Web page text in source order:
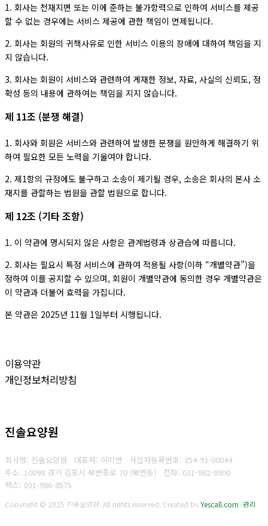
1. 회사는 천재지변 또는 이에 준하는 불가항력으로 인하여 서비스를 제공
할 수 없는 경우에는 서비스 제공에 관한 책임이 면제됩니다.
2. 회사는 회원의 귀책사유로 인한 서비스 이용의 장애에 대하여 책임을 지
지 않습니다.
3. 회사는 회원이 서비스와 관련하여 게재한 정보, 자료, 사실의 신뢰도, 정
확성 등의 내용에 관하여는 책임을 지지 않습니다.
제 11조 (분쟁 해결)
1. 회사와 회원은 서비스와 관련하여 발생한 분쟁을 원만하게 해결하기 위
하여 필요한 모든 노력을 기울여야 합니다.
2. 제1항의 규정에도 불구하고 소송이 제기될 경우, 소송은 회사의 본사 소
재지를 관할하는 법원을 관할 법원으로 합니다.
제 12조 (기타 조항)
1. 이 약관에 명시되지 않은 사항은 관계법령과 상관습에 따릅니다.
2. 회사는 필요시 특정 서비스에 관하여 적용될 사항(이하 “개별약관”)을
정하여 이를 공지할 수 있으며, 회원이 개별약관에 동의한 경우 개별약관은
이 약관과 더불어 효력을 가집니다.
본 약관은 2025년 11월 1일부터 시행됩니다.
이용약관
개인정보처리방침
진솔요양원
회사명: 진솔요양원 대표자: 이미연 사업자등록번호: 354-93-00044
주소: 10098 경기 김포시 북변중로 70 (북변동) 전화: 031-982-8900
팩스: 031-986-8575
Copyright © 2025 진솔요양원. All rights reserved. Created byYescall.com [관리